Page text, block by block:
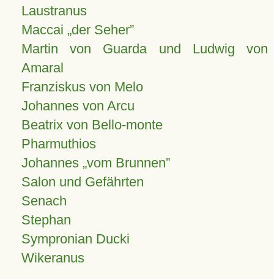
Laustranus
Maccai „der Seher”
Martin von Guarda und Ludwig von
Amaral
Franziskus von Melo
Johannes von Arcu
Beatrix von Bello-monte
Pharmuthios
Johannes vom Brunnen
Salon und Gefährten
Senach
Stephan
Sympronian Ducki
Wikeranus